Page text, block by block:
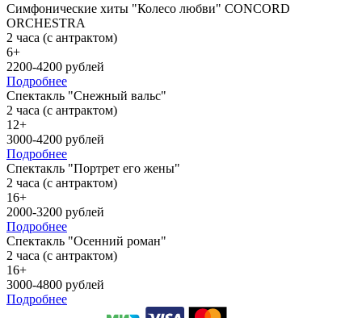
Симфонические хиты "Колесо любви" CONCORD
ORCHESTRA
2 часа (с антрактом)
6+
2200-4200 рублей
Подробнее
Спектакль "Снежный вальс"
2 часа (с антрактом)
12+
3000-4200 рублей
Подробнее
Спектакль "Портрет его жены"
2 часа (с антрактом)
16+
2000-3200 рублей
Подробнее
Спектакль "Осенний роман"
2 часа (с антрактом)
16+
3000-4800 рублей
Подробнее